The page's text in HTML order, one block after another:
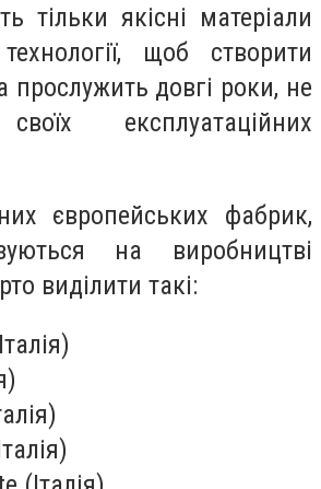
тільки якісні матеріали
щоб створити
прослужить довгі роки, не
експлуатаційних
європейських фабрик,
на виробництві
виділити такі: